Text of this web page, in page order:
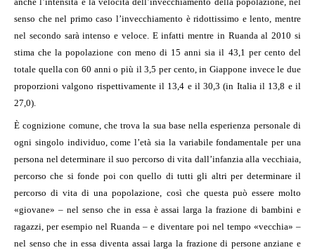
senso che nel primo caso l’invecchiamento è ridottissimo e lento, mentre
nel secondo sarà intenso e veloce. E infatti mentre in Ruanda al 2010 si
stima che la popolazione con meno di 15 anni sia il 43,1 per cento del
totale quella con 60 anni o più il 3,5 per cento, in Giappone invece le due
proporzioni valgono rispettivamente il 13,4 e il 30,3 (in Italia il 13,8 e il
27,0).
È cognizione comune, che trova la sua base nella esperienza personale di
ogni singolo individuo, come l’età sia la variabile fondamentale per una
persona nel determinare il suo percorso di vita dall’infanzia alla vecchiaia,
percorso che si fonde poi con quello di tutti gli altri per determinare il
percorso di vita di una popolazione, così che questa può essere molto
«giovane» – nel senso che in essa è assai larga la frazione di bambini e
ragazzi, per esempio nel Ruanda – e diventare poi nel tempo «vecchia» –
nel senso che in essa diventa assai larga la frazione di persone anziane e